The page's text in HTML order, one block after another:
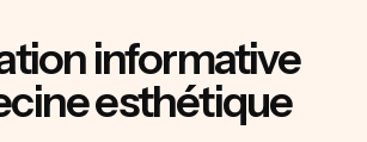
informative
esthétique